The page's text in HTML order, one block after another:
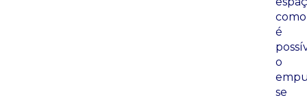
como
é
o
se